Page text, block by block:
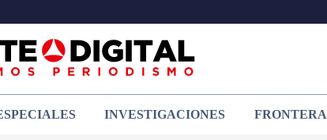
INVESTIGACIONES FRONTERA